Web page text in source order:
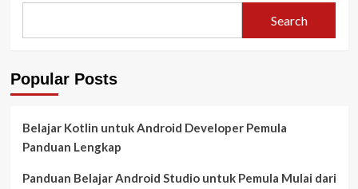
Manfaat
Tantangan
Search
Popular Posts
Belajar Kotlin untuk Android Developer Pemula
Panduan Lengkap
Panduan Belajar Android Studio untuk Pemula Mulai dari